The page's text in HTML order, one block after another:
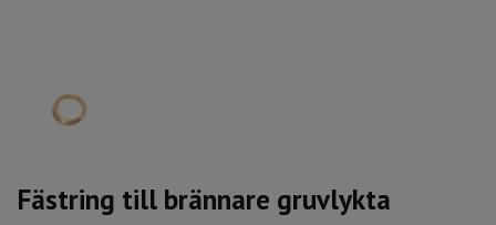
Fästring till brännare gruvlykta